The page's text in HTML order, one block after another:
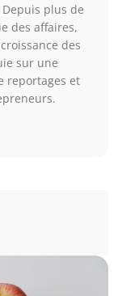
plus de
des affaires,
des
sur une
reportages et